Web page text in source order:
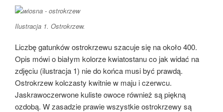
Ilustracja 1. Ostrokrzew.
Liczbę gatunków ostrokrzewu szacuje się na około 400.
Opis mówi o białym kolorze kwiatostanu co jak widać na
zdjęciu (ilustracja 1) nie do końca musi być prawdą.
Ostrokrzew kolczasty kwitnie w maju i czerwcu.
Jaskrawoczerwone kuliste owoce również są piękną
ozdobą. W zasadzie prawie wszystkie ostrokrzewy są